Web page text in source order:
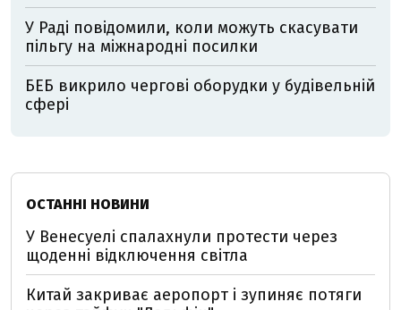
У Раді повідомили, коли можуть скасувати
пільгу на міжнародні посилки
БЕБ викрило чергові оборудки у будівельній
сфері
ОСТАННІ НОВИНИ
У Венесуелі спалахнули протести через
щоденні відключення світла
Китай закриває аеропорт і зупиняє потяги